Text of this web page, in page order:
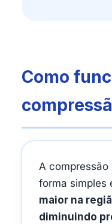
Como
A compressão
forma simples
maior na
diminuindo